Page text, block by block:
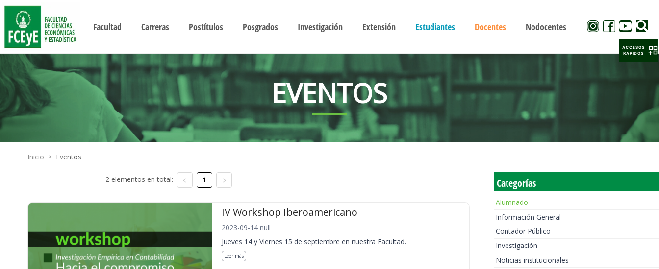
Facultad Carreras Postítulos Posgrados Investigación Extensión Estudiantes Docentes Nodocentes
EVENTOS
Inicio > Eventos
2 elementos en total: 1
IV Workshop Iberoamericano
2023-09-14 null
Jueves 14 y Viernes 15 de septiembre en nuestra Facultad.
Leer más
Categorías
Alumnado
Información General
Contador Público
Investigación
Noticias institucionales
ACCESOS
RAPIDOS